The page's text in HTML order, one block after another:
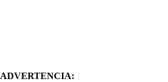
ADVERTENCIA: